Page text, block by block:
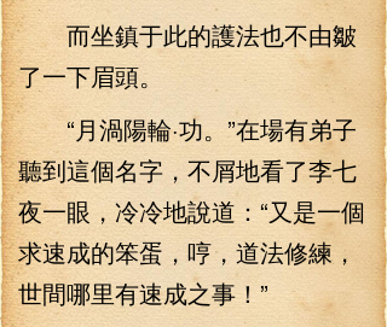
而坐鎮于此的護法也不由皺
了一下眉頭。
“月渦陽輪·功。”在場有弟子
聽到這個名字，不屑地看了李七
夜一眼，冷冷地說道：“又是一個
求速成的笨蛋，哼，道法修練，
世間哪里有速成之事！”